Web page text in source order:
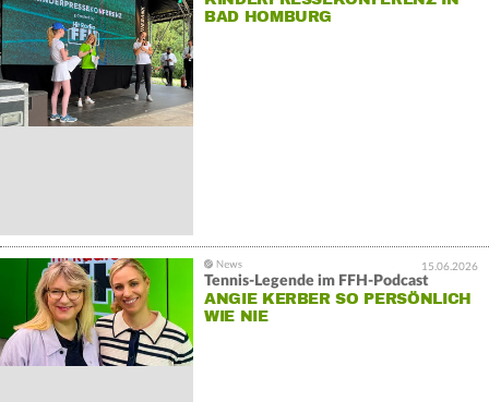
BAD HOMBURG
15.06.2026
Tennis-Legende im FFH-Podcast
ANGIE KERBER SO PERSÖNLICH
WIE NIE